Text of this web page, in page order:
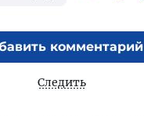
комментарий
Следить